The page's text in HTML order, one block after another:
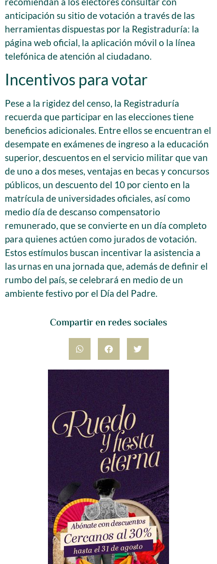
Compartir en redes sociales
anticipación su sitio de votación a través de las
herramientas dispuestas por la Registraduría: la
página web oficial, la aplicación móvil o la línea
telefónica de atención al ciudadano.
Incentivos para votar
Pese a la rigidez del censo, la Registraduría
recuerda que participar en las elecciones tiene
beneficios adicionales. Entre ellos se encuentran el
desempate en exámenes de ingreso a la educación
superior, descuentos en el servicio militar que van
de uno a dos meses, ventajas en becas y concursos
públicos, un descuento del 10 por ciento en la
matrícula de universidades oficiales, así como
medio día de descanso compensatorio
remunerado, que se convierte en un día completo
para quienes actúen como jurados de votación.
Estos estímulos buscan incentivar la asistencia a
las urnas en una jornada que, además de definir el
rumbo del país, se celebrará en medio de un
ambiente festivo por el Día del Padre.